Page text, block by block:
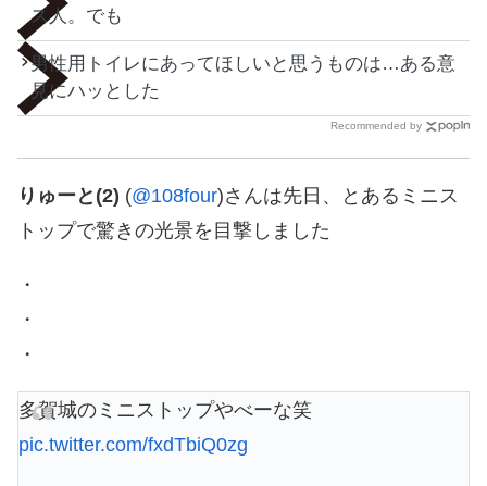
ス人。でも
男性用トイレにあってほしいと思うものは…ある意
見にハッとした
Recommended by
りゅーと(2) (@108four)さんは先日、とあるミニス
トップで驚きの光景を目撃しました
・
・
・
多賀城のミニストップやべーな笑
pic.twitter.com/fxdTbiQ0zg